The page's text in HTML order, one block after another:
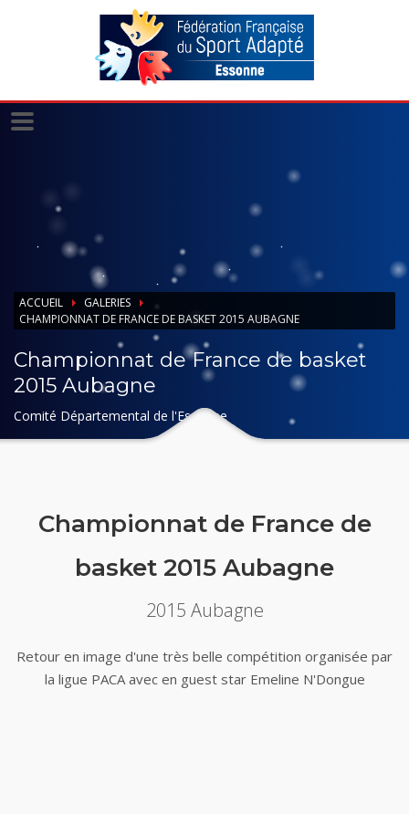
ACCUEIL
GALERIES
CHAMPIONNAT DE FRANCE DE BASKET 2015 AUBAGNE
Championnat de France de basket
2015 Aubagne
Comité Départemental de l'Essonne
Championnat de France de
basket 2015 Aubagne
2015 Aubagne
Retour en image d'une très belle compétition organisée par
la ligue PACA avec en guest star Emeline N'Dongue
Panneau de gestion des cookies